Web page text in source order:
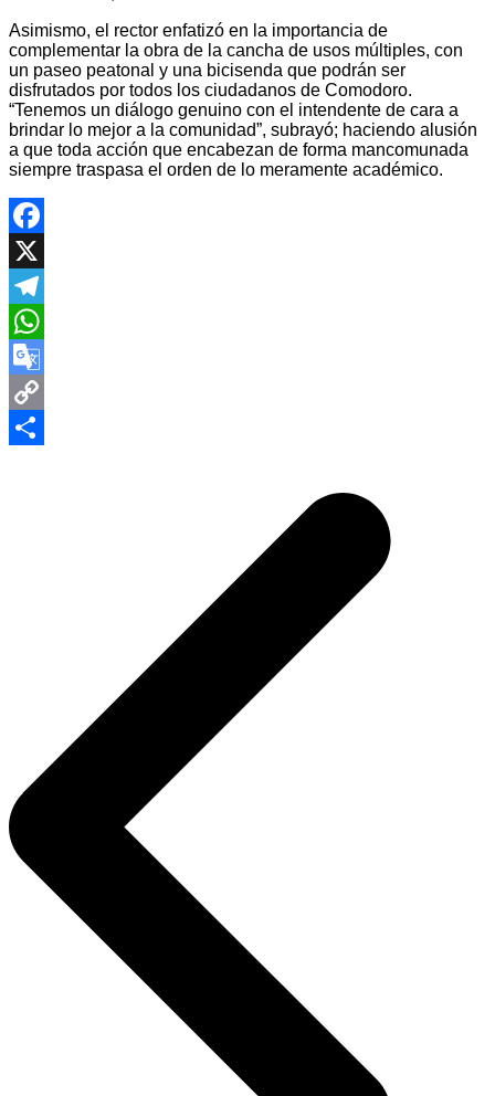
Asimismo, el rector enfatizó en la importancia de
complementar la obra de la cancha de usos múltiples, con
un paseo peatonal y una bicisenda que podrán ser
disfrutados por todos los ciudadanos de Comodoro.
“Tenemos un diálogo genuino con el intendente de cara a
brindar lo mejor a la comunidad”, subrayó; haciendo alusión
a que toda acción que encabezan de forma mancomunada
siempre traspasa el orden de lo meramente académico.
Facebook
X
Telegram
WhatsApp
Google
Translate
Copy